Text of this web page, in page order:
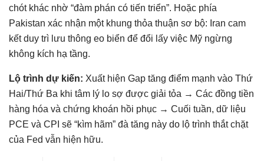
chót khác nhờ “đàm phán có tiến triển”. Hoặc phía
Pakistan xác nhận một khung thỏa thuận sơ bộ: Iran cam
kết duy trì lưu thông eo biển để đổi lấy việc Mỹ ngừng
không kích hạ tầng.
Lộ trình dự kiến: Xuất hiện Gap tăng điểm mạnh vào Thứ
Hai/Thứ Ba khi tâm lý lo sợ được giải tỏa → Các đồng tiền
hàng hóa và chứng khoán hồi phục → Cuối tuần, dữ liệu
PCE và CPI sẽ “kìm hãm” đà tăng này do lộ trình thắt chặt
của Fed vẫn hiện hữu.